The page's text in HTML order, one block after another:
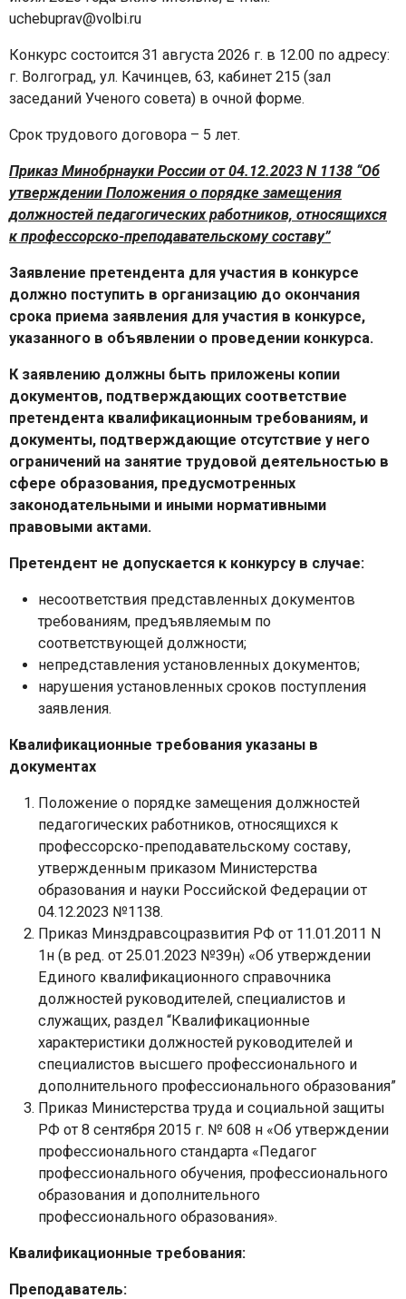
uchebuprav@volbi.ru
Конкурс состоится 31 августа 2026 г. в 12.00 по адресу:
г. Волгоград, ул. Качинцев, 63, кабинет 215 (зал
заседаний Ученого совета) в очной форме.
Срок трудового договора – 5 лет.
Приказ Минобрнауки России от 04.12.2023 N 1138 “Об
утверждении Положения о порядке замещения
должностей педагогических работников, относящихся
к профессорско-преподавательскому составу”
Заявление претендента для участия в конкурсе
должно поступить в организацию до окончания
срока приема заявления для участия в конкурсе,
указанного в объявлении о проведении конкурса.
К заявлению должны быть приложены копии
документов, подтверждающих соответствие
претендента квалификационным требованиям, и
документы, подтверждающие отсутствие у него
ограничений на занятие трудовой деятельностью в
сфере образования, предусмотренных
законодательными и иными нормативными
правовыми актами.
Претендент не допускается к конкурсу в случае:
несоответствия представленных документов
требованиям, предъявляемым по
соответствующей должности;
непредставления установленных документов;
нарушения установленных сроков поступления
заявления.
Квалификационные требования указаны в
документах
Положение о порядке замещения должностей
педагогических работников, относящихся к
профессорско-преподавательскому составу,
утвержденным приказом Министерства
образования и науки Российской Федерации от
04.12.2023 №1138.
Приказ Минздравсоцразвития РФ от 11.01.2011 N
1н (в ред. от 25.01.2023 №39н) «Об утверждении
Единого квалификационного справочника
должностей руководителей, специалистов и
служащих, раздел “Квалификационные
характеристики должностей руководителей и
специалистов высшего профессионального и
дополнительного профессионального образования”
Приказ Министерства труда и социальной защиты
РФ от 8 сентября 2015 г. № 608 н «Об утверждении
профессионального стандарта «Педагог
профессионального обучения, профессионального
образования и дополнительного
профессионального образования».
Квалификационные требования:
Преподаватель: